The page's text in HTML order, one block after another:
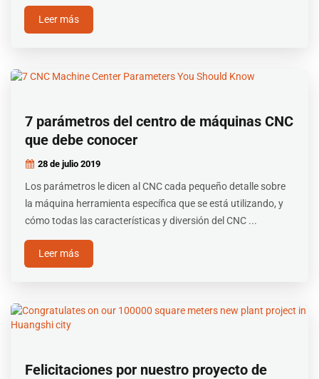
Leer más
7 parámetros del centro de máquinas CNC
que debe conocer
28 de julio 2019
Los parámetros le dicen al CNC cada pequeño detalle sobre
la máquina herramienta específica que se está utilizando, y
cómo todas las características y diversión del CNC ...
Leer más
Felicitaciones por nuestro proyecto de